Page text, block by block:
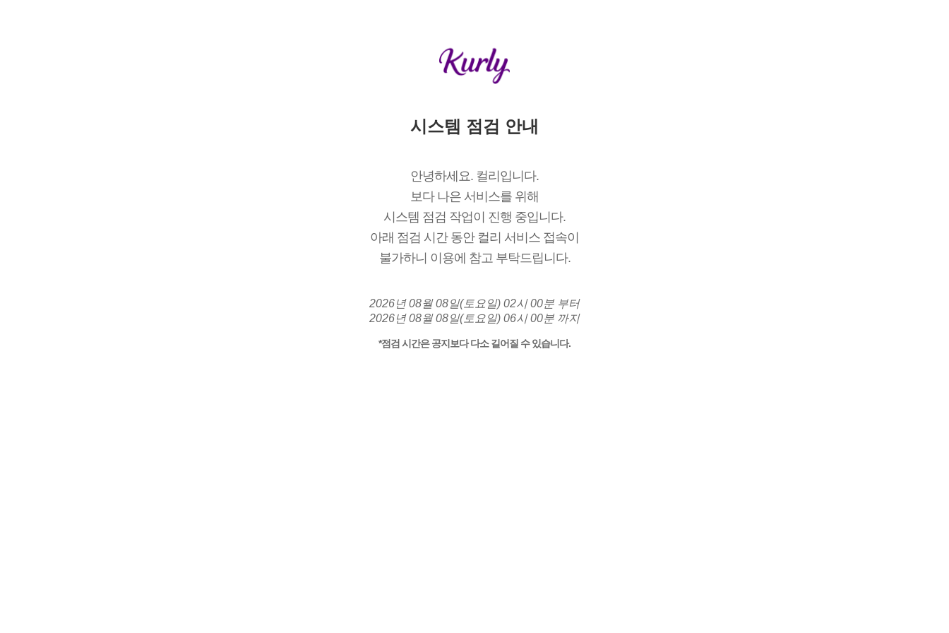
시스템 점검 안내
안녕하세요. 컬리입니다.
보다 나은 서비스를 위해
시스템 점검 작업이 진행 중입니다.
아래 점검 시간 동안 컬리 서비스 접속이
불가하니 이용에 참고 부탁드립니다.
2026년 08월 08일(토요일) 02시 00분 부터
2026년 08월 08일(토요일) 06시 00분 까지
*점검 시간은 공지보다 다소 길어질 수 있습니다.